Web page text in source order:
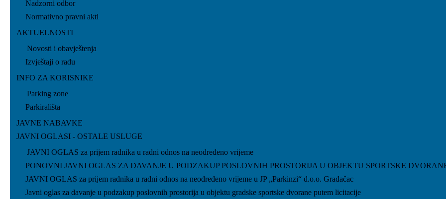
Nadzorni odbor
Normativno pravni akti
AKTUELNOSTI
Novosti i obavještenja
Izvještaji o radu
INFO ZA KORISNIKE
Parking zone
Parkirališta
JAVNE NABAVKE
JAVNI OGLASI - OSTALE USLUGE
JAVNI OGLAS za prijem radnika u radni odnos na neodređeno vrijeme
PONOVNI JAVNI OGLAS ZA DAVANJE U PODZAKUP POSLOVNIH PROSTORIJA U OBJEKTU SPORTSKE
JAVNI OGLAS za prijem radnika u radni odnos na neodređeno vrijeme u JP „Parkinzi“ d.o.o. Gradačac
Javni oglas za davanje u podzakup poslovnih prostorija u objektu gradske sportske dvorane putem licitacije